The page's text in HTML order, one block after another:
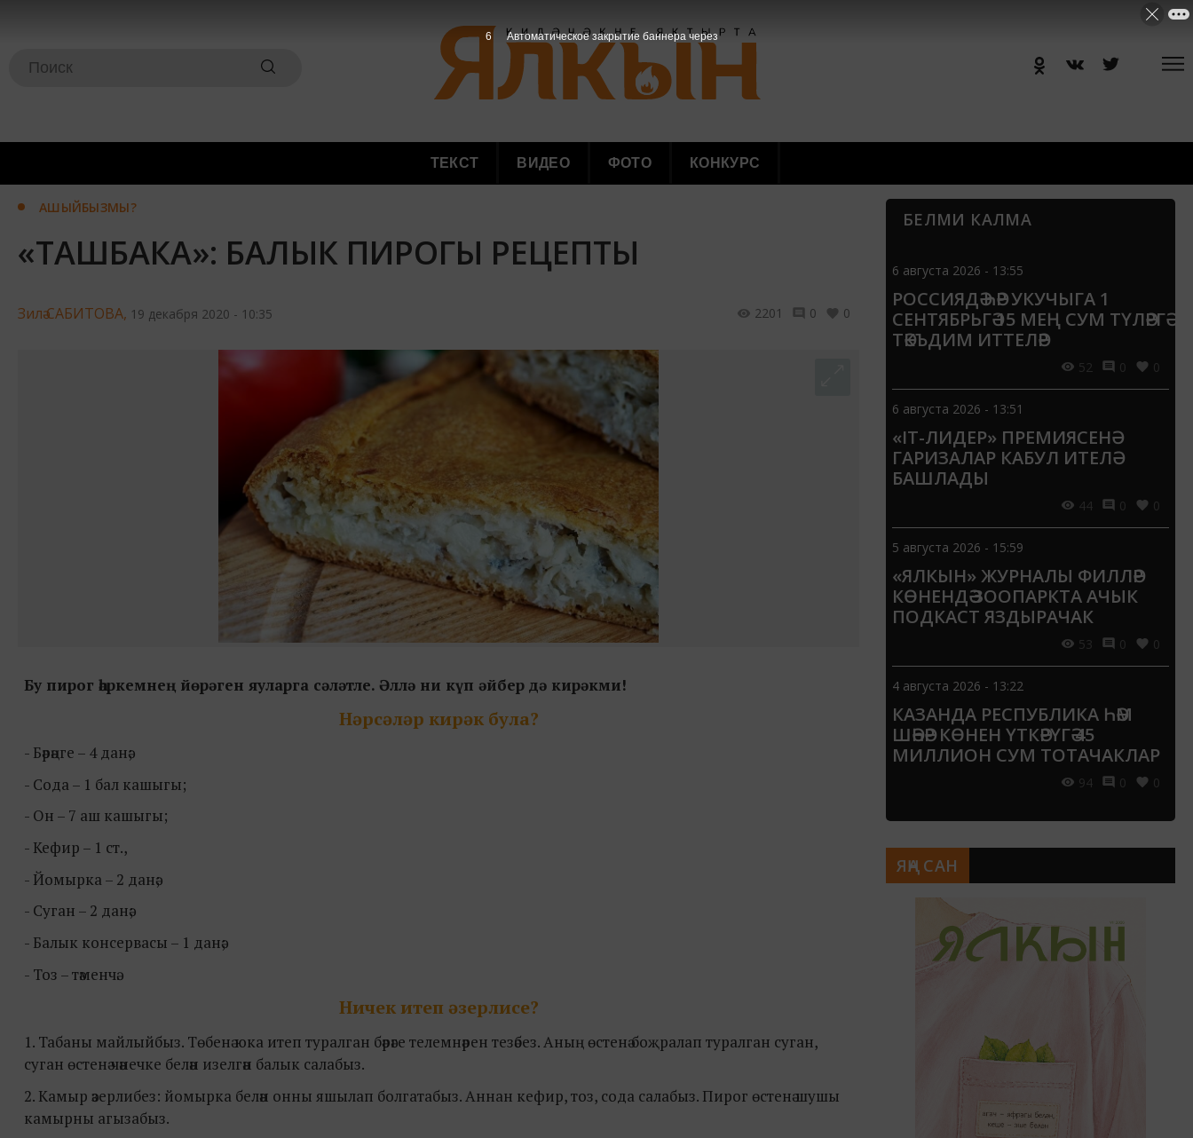
ТЕКСТ ВИДЕО ФОТО КОНКУРС
АШЫЙБЫЗМЫ?
«ТАШБАКА»: БАЛЫК ПИРОГЫ РЕЦЕПТЫ
Зилә САБИТОВА, 19 декабря 2020 - 10:35 2201 0 0
Бу пирог һәркемнең йөрәген яуларга сәләтле. Әллә ни күп әйбер дә кирәкми!
Нәрсәләр кирәк була?
- Бәрәңге – 4 данә;
- Содa – 1 бал кашыгы;
- Он – 7 аш кашыгы;
- Keфир – 1 cт.,
- Йомырка – 2 данә;
- Суган – 2 данә;
- Балык консервасы – 1 данә;
- Тоз – тәменчә.
Ничек итеп әзерлисе?
1. Табаны майлыйбыз. Төбенә юка итеп туралган бәрәге телемнәрен тезәбез. Аның өстенә боҗралап туралган суган,
суган өстенә чәнечке белән изелгән балык салабыз.
2. Камыр әзерлибез: йомырка белән онны яшылап болгатабыз. Аннан кефир, тоз, сода салабыз. Пирог өстенә шушы
камырны агызабыз.
БЕЛМИ КАЛМА
6 августа 2026 - 13:55
РОССИЯДӘ ҺӘР УКУЧЫГА 1
СЕНТЯБРЬГӘ 15 МЕҢ СУМ ТҮЛӘРГӘ
ТӘКЪДИМ ИТТЕЛӘР
52 0 0
6 августа 2026 - 13:51
«IT-ЛИДЕР» ПРЕМИЯСЕНӘ
ГАРИЗАЛАР КАБУЛ ИТЕЛӘ
БАШЛАДЫ
44 0 0
5 августа 2026 - 15:59
«ЯЛКЫН» ЖУРНАЛЫ ФИЛЛӘР
КӨНЕНДӘ ЗООПАРКТА АЧЫК
ПОДКАСТ ЯЗДЫРАЧАК
53 0 0
4 августа 2026 - 13:22
КАЗАНДА РЕСПУБЛИКА ҺӘМ
ШӘҺӘР КӨНЕН ҮТКӘРҮГӘ 45
МИЛЛИОН СУМ ТОТАЧАКЛАР
94 0 0
ЯҢА САН
5 Автоматическое закрытие баннера через